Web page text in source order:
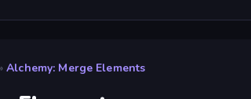
» Alchemy: Merge Elements